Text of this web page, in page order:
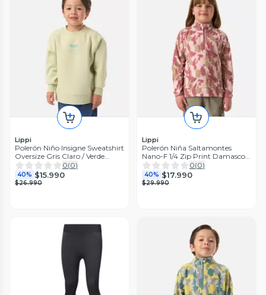
Lippi
Polerón Niño Insigne Sweatshirt
Oversize Gris Claro / Verde
Agua Lippi
0(0)
40% $15.990
$26.990
Lippi
Polerón Niña Saltamontes
Nano-F 1/4 Zip Print Damasco
Lippi V26
0(0)
40% $17.990
$29.990